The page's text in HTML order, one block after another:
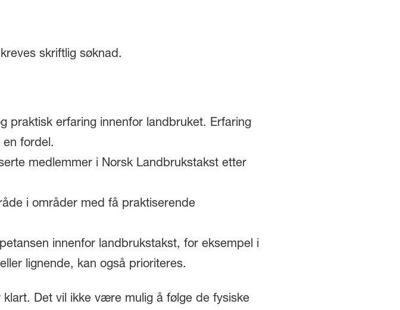
skriftlig søknad.
praktisk erfaring innenfor landbruket. Erfaring
fordel.
medlemmer i Norsk Landbrukstakst etter
i områder med få praktiserende
innenfor landbrukstakst, for eksempel i
lignende, kan også prioriteres.
Det vil ikke være mulig å følge de fysiske